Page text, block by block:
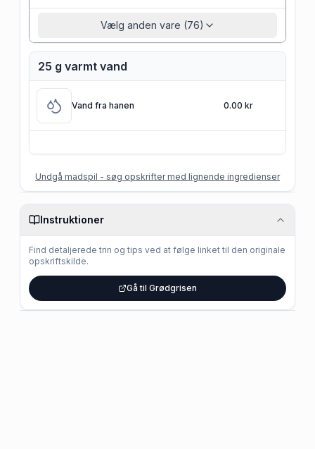
Vælg anden vare (76)
25 g varmt vand
Vand fra hanen 0.00 kr
Undgå madspil - søg opskrifter med lignende ingredienser
Instruktioner
Find detaljerede trin og tips ved at følge linket til den originale
opskriftskilde.
Gå til Grødgrisen